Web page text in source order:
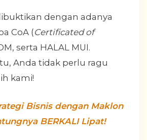
dengan adanya
CoA (Certificated of
serta HALAL MUI.
Anda tidak perlu ragu
kami!
Bisnis dengan Maklon
BERKALI Lipat!